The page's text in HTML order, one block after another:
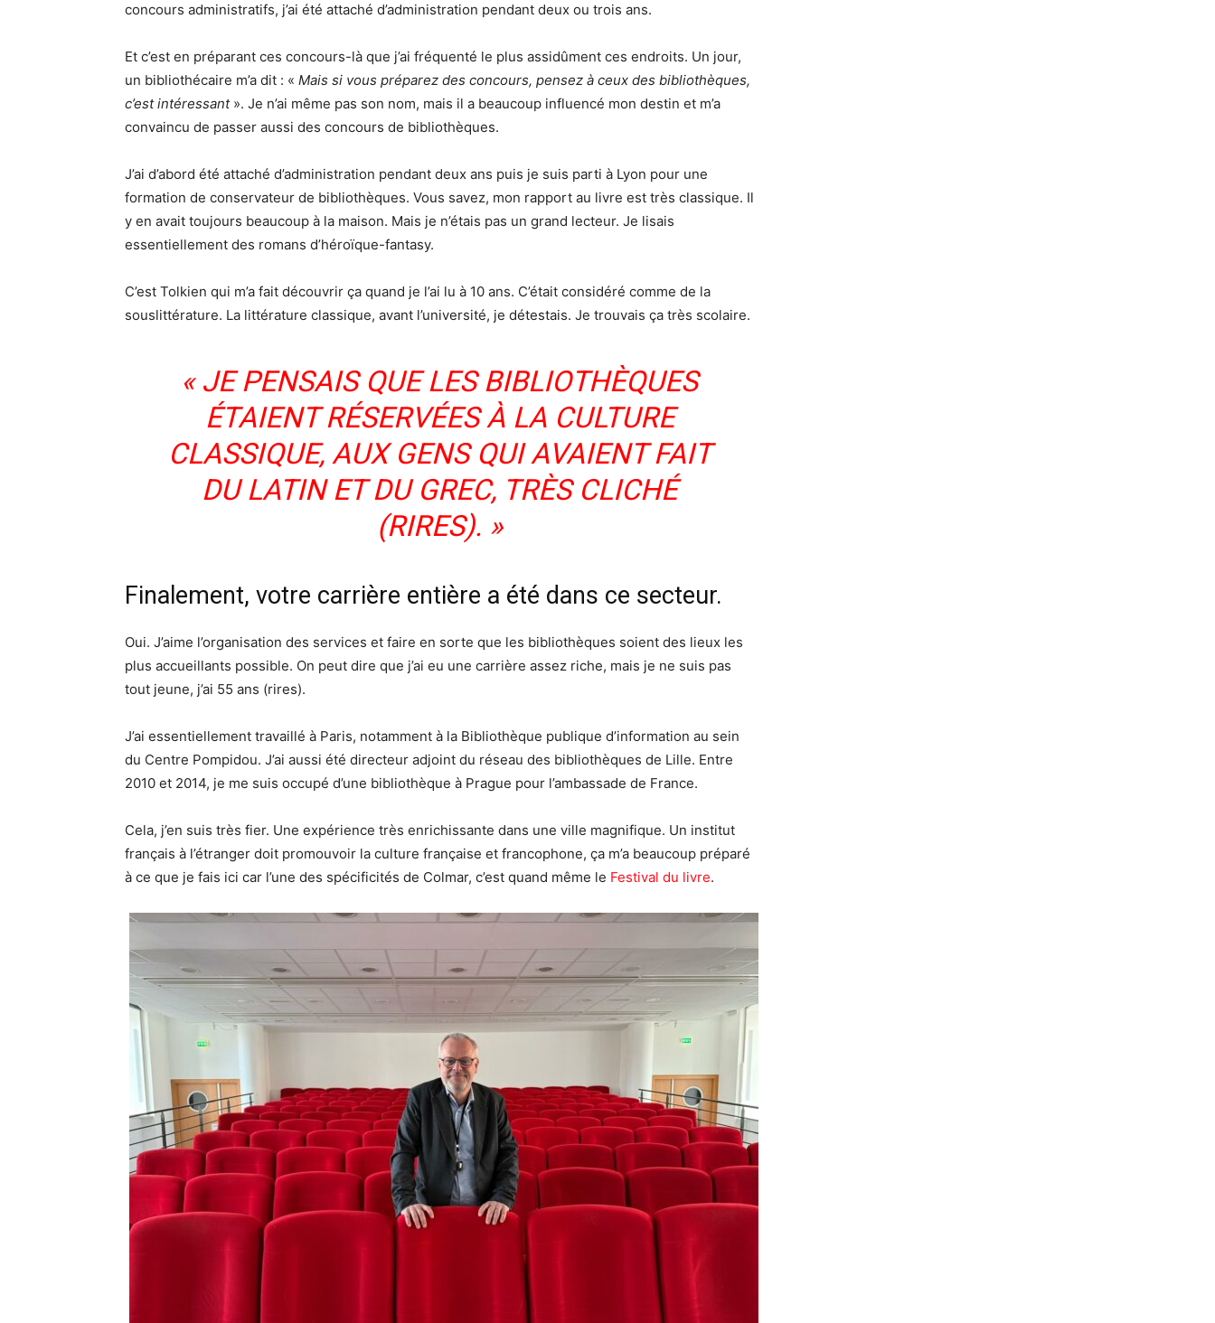
concours administratifs, j’ai été attaché d’administration pendant deux ou trois ans.
Et c’est en préparant ces concours-là que j’ai fréquenté le plus assidûment ces endroits. Un jour,
un bibliothécaire m’a dit : « Mais si vous préparez des concours, pensez à ceux des bibliothèques,
c’est intéressant». Je n’ai même pas son nom, mais il a beaucoup influencé mon destin et m’a
convaincu de passer aussi des concours de bibliothèques.
J’ai d’abord été attaché d’administration pendant deux ans puis je suis parti à Lyon pour une
formation de conservateur de bibliothèques. Vous savez, mon rapport au livre est très classique. Il
y en avait toujours beaucoup à la maison. Mais je n’étais pas un grand lecteur. Je lisais
essentiellement des romans d’héroïque-fantasy.
C’est Tolkien qui m’a fait découvrir ça quand je l’ai lu à 10 ans. C’était considéré comme de la
souslittérature. La littérature classique, avant l’université, je détestais. Je trouvais ça très scolaire.
« JE PENSAIS QUE LES BIBLIOTHÈQUES
ÉTAIENT RÉSERVÉES À LA CULTURE
CLASSIQUE, AUX GENS QUI AVAIENT FAIT
DU LATIN ET DU GREC, TRÈS CLICHÉ
(RIRES). »
Finalement, votre carrière entière a été dans ce secteur.
Oui. J’aime l’organisation des services et faire en sorte que les bibliothèques soient des lieux les
plus accueillants possible. On peut dire que j’ai eu une carrière assez riche, mais je ne suis pas
tout jeune, j’ai 55 ans (rires).
J’ai essentiellement travaillé à Paris, notamment à la Bibliothèque publique d’information au sein
du Centre Pompidou. J’ai aussi été directeur adjoint du réseau des bibliothèques de Lille. Entre
2010 et 2014, je me suis occupé d’une bibliothèque à Prague pour l’ambassade de France.
Cela, j’en suis très fier. Une expérience très enrichissante dans une ville magnifique. Un institut
français à l’étranger doit promouvoir la culture française et francophone, ça m’a beaucoup préparé
à ce que je fais ici car l’une des spécificités de Colmar, c’est quand même le Festival du livre.